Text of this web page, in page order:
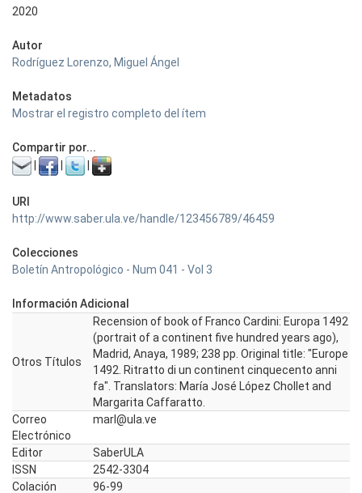
2020
Autor
Rodríguez Lorenzo, Miguel Ángel
Metadatos
Mostrar el registro completo del ítem
Compartir por...
URI
http://www.saber.ula.ve/handle/123456789/46459
Colecciones
Boletín Antropológico - Num 041 - Vol 3
Información Adicional
Otros Títulos
Recension of book of Franco Cardini: Europa 1492
(portrait of a continent five hundred years ago),
Madrid, Anaya, 1989; 238 pp. Original title: "Europe
1492. Ritratto di un continent cinquecento anni
fa". Translators: María José López Chollet and
Margarita Caffaratto.
Correo
Electrónico
marl@ula.ve
Editor
SaberULA
ISSN
2542-3304
Colación
96-99